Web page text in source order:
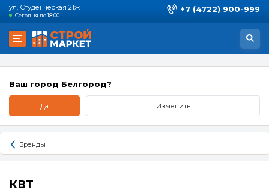
ул. Студенческая 21ж
Сегодня до 18:00
+7 (4722) 900-999
Ваш город Белгород?
Да Изменить
Бренды
КВТ